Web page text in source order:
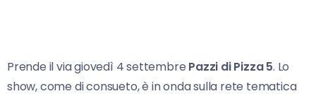
Prende il via giovedì 4 settembre Pazzi di Pizza 5. Lo
show, come di consueto, è in onda sulla rete tematica